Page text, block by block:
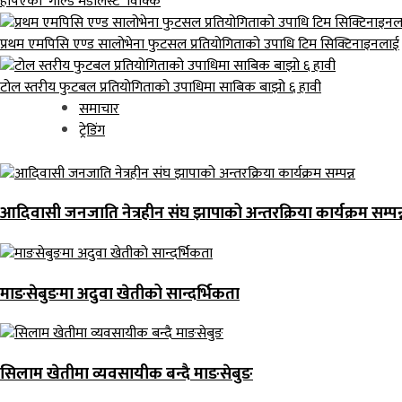
प्रथम एमपिसि एण्ड सालोभेना फुटसल प्रतियोगिताको उपाधि टिम सिक्टिनाइनलाई
टोल स्तरीय फुटबल प्रतियोगिताको उपाधिमा साबिक बाझो ६ हावी
समाचार
ट्रेडिंग
आदिवासी जनजाति नेत्रहीन संघ झापाको अन्तरक्रिया कार्यक्रम
माङसेबुङमा अदुवा खेतीको सान्दर्भिकता
सिलाम खेतीमा व्यवसायीक बन्दै माङसेबुङ